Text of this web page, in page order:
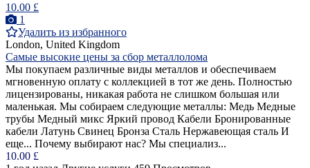
10.00 £
1
Удалить из избранного
London, United Kingdom
Самые высокие цены за сбор металлолома
Мы покупаем различные виды металлов и обеспечиваем
мгновенную оплату с коллекцией в тот же день. Полностью
лицензированы, никакая работа не слишком большая или
маленькая. Мы собираем следующие металлы: Медь Медные
трубы Медный микс Яркий провод Кабели Бронированные
кабели Латунь Свинец Бронза Сталь Нержавеющая сталь И
еще... Почему выбирают нас? Мы специализ...
10.00 £